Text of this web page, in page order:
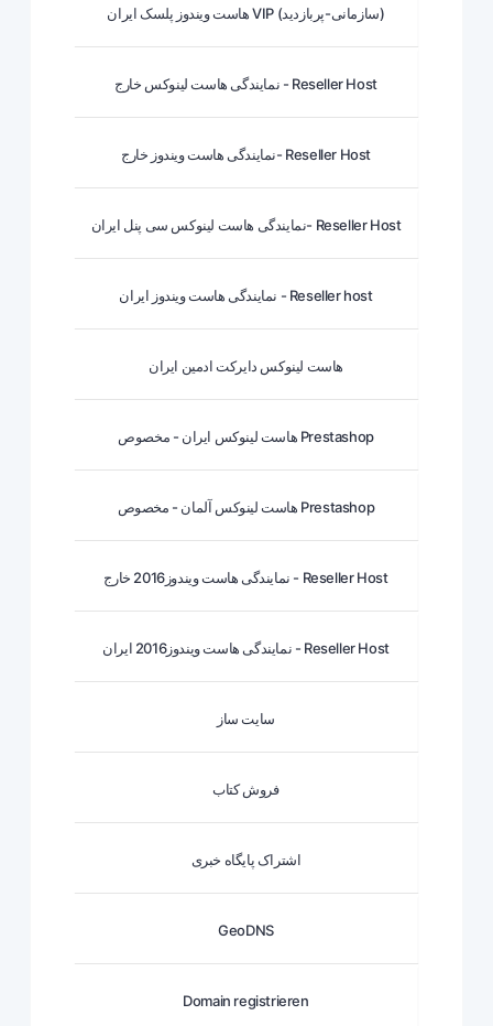
هاست ویندوز پلسک ایران VIP (سازمانی-پربازدید)
نمایندگی هاست لینوکس خارج - Reseller Host
نمایندگی هاست ویندوز خارج- Reseller Host
نمایندگی هاست لینوکس سی پنل ایران- Reseller Host
نمایندگی هاست ویندوز ایران - Reseller host
هاست لینوکس دایرکت ادمین ایران
هاست لینوکس ایران - مخصوص Prestashop
هاست لینوکس آلمان - مخصوص Prestashop
نمایندگی هاست ویندوز2016 خارج - Reseller Host
نمایندگی هاست ویندوز2016 ایران - Reseller Host
سایت ساز
فروش کتاب
اشتراک پایگاه خبری
GeoDNS
Domain registrieren